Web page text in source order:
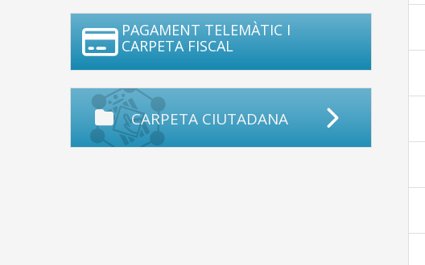
PAGAMENT TELEMÀTIC I
CARPETA FISCAL
CARPETA CIUTADANA